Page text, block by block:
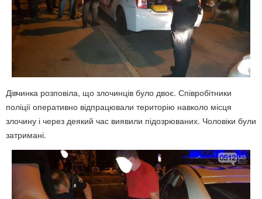
Дівчинка розповіла, що злочинців було двоє. Співробітники
поліції оперативно відпрацювали територію навколо місця
злочину і через деякий час виявили підозрюваних. Чоловіки були
затримані.